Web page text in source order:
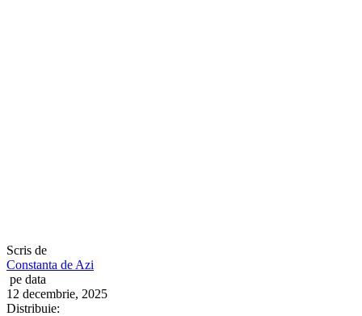
Scris de
Constanta de Azi
pe data
12 decembrie, 2025
Distribuie: